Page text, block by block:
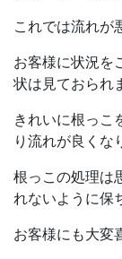
これでは流れが
お客様に状況を
状は見ておられ
きれいに根っこ
り流れが良く
根っこの処理は
れないように保
お客様にも大変